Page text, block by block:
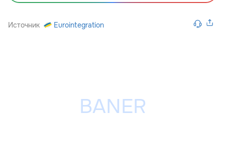
Источник Eurointegration